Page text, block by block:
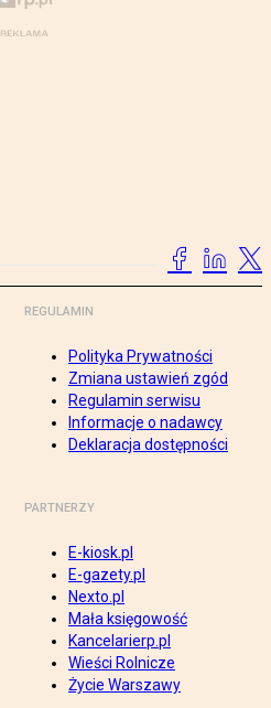
REGULAMIN
Polityka Prywatności
Zmiana ustawień zgód
Regulamin serwisu
Informacje o nadawcy
Deklaracja dostępności
PARTNERZY
E-kiosk.pl
E-gazety.pl
Nexto.pl
Mała księgowość
Kancelarierp.pl
Wieści Rolnicze
Życie Warszawy